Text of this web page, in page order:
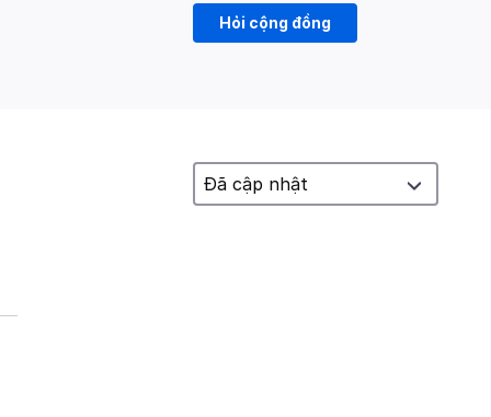
Hỏi cộng đồng